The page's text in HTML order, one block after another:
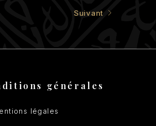
Suivant
générales
légales